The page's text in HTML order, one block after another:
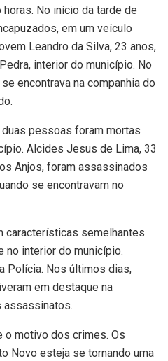
No início da tarde de
em um veículo
Leandro da Silva, 23 anos,
interior do município. No
encontrava na companhia do
pessoas foram mortas
Alcides Jesus de Lima, 33
Anjos, foram assassinados
se encontravam no
características semelhantes
no interior do município.
Polícia. Nos últimos dias,
em destaque na
assassinatos.
o motivo dos crimes. Os
Novo esteja se tornando uma